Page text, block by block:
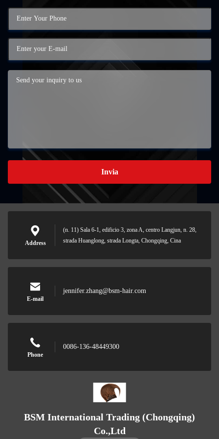
Invia
Address
(n. 11) Sala 6-1, edificio 3, zona A, centro Langjun, n. 28,
strada Huanglong, strada Longta, Chongqing, Cina
E-mail
jennifer.zhang@bsm-hair.com
Phone
0086-136-48449300
BSM International Trading (Chongqing)
Co.,Ltd